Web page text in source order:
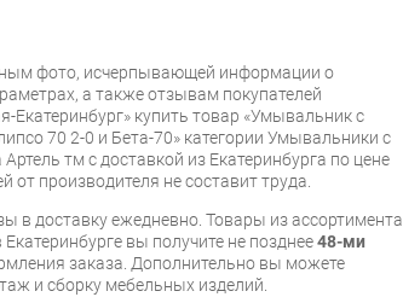
фото, исчерпывающей информации о
а также отзывам покупателей
Екатеринбург» купить товар «Умывальник с
70 2-0 и Бета-70» категории Умывальники с
тм с доставкой из Екатеринбурга по цене
от производителя не составит труда.
в доставку ежедневно. Товары из ассортимента
вы получите не позднее48-ми
заказа. Дополнительно вы можете
и сборку мебельных изделий.